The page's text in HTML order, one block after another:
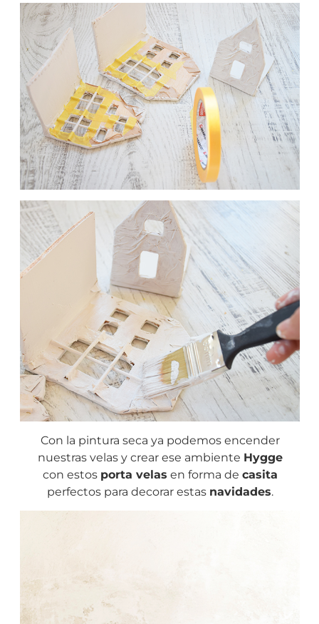
Con la pintura seca ya podemos encender
nuestras velas y crear ese ambiente Hygge
con estos porta velas en forma de casita
perfectos para decorar estas navidades.